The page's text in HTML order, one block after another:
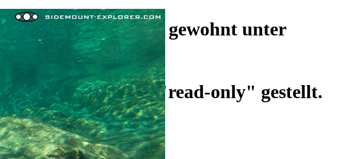
und wie gewohnt unter
und ist auf "read-only" gestellt.